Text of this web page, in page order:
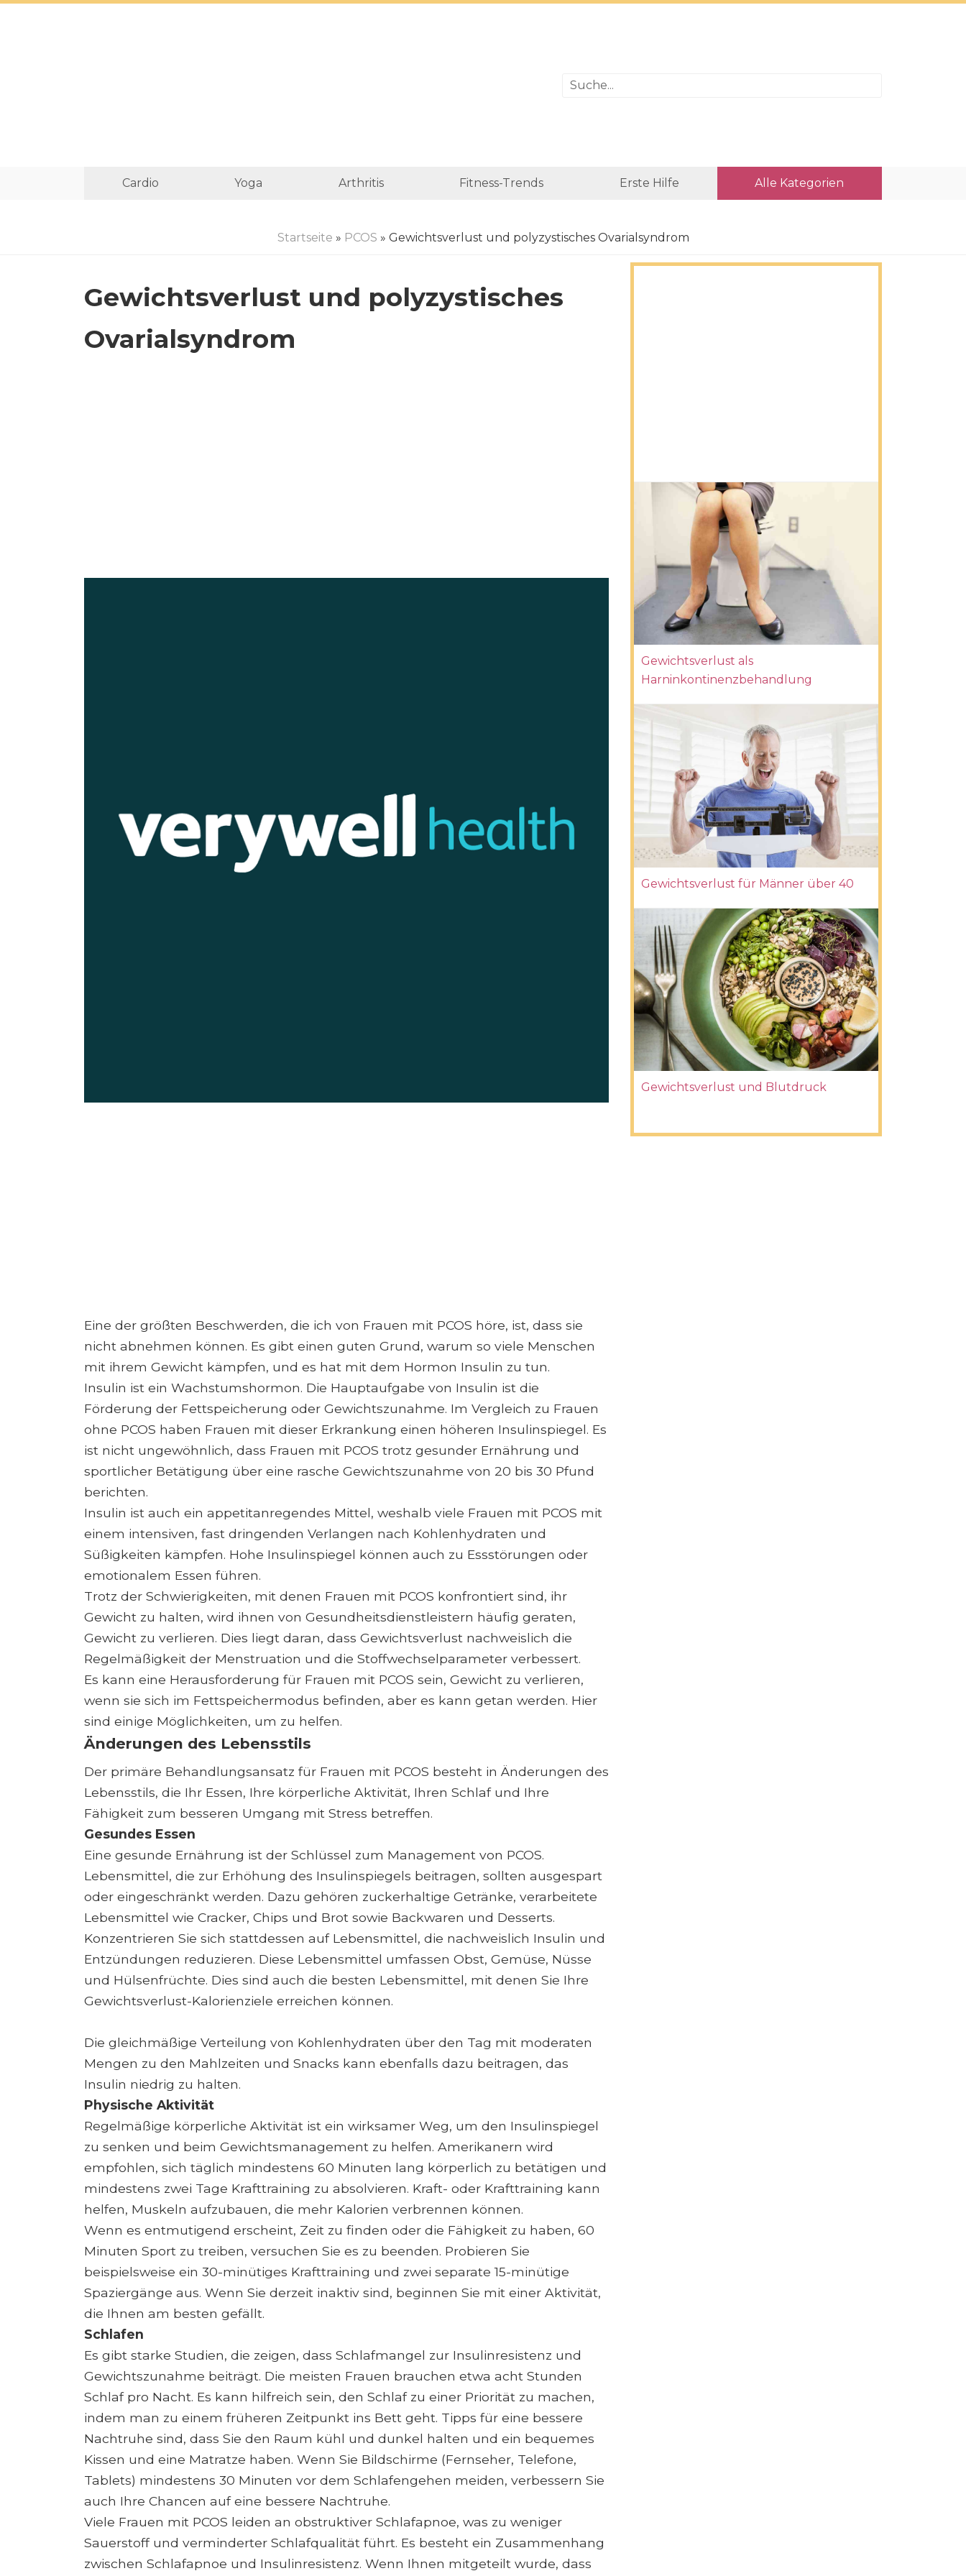
Cardio Yoga Arthritis Fitness-Trends Erste Hilfe Alle Kategorien
Startseite » PCOS » Gewichtsverlust und polyzystisches Ovarialsyndrom
Gewichtsverlust und polyzystisches
Ovarialsyndrom
Eine der größten Beschwerden, die ich von Frauen mit PCOS höre, ist, dass sie
nicht abnehmen können. Es gibt einen guten Grund, warum so viele Menschen
mit ihrem Gewicht kämpfen, und es hat mit dem Hormon Insulin zu tun.
Insulin ist ein Wachstumshormon. Die Hauptaufgabe von Insulin ist die
Förderung der Fettspeicherung oder Gewichtszunahme. Im Vergleich zu Frauen
ohne PCOS haben Frauen mit dieser Erkrankung einen höheren Insulinspiegel. Es
ist nicht ungewöhnlich, dass Frauen mit PCOS trotz gesunder Ernährung und
sportlicher Betätigung über eine rasche Gewichtszunahme von 20 bis 30 Pfund
berichten.
Insulin ist auch ein appetitanregendes Mittel, weshalb viele Frauen mit PCOS mit
einem intensiven, fast dringenden Verlangen nach Kohlenhydraten und
Süßigkeiten kämpfen. Hohe Insulinspiegel können auch zu Essstörungen oder
emotionalem Essen führen.
Trotz der Schwierigkeiten, mit denen Frauen mit PCOS konfrontiert sind, ihr
Gewicht zu halten, wird ihnen von Gesundheitsdienstleistern häufig geraten,
Gewicht zu verlieren. Dies liegt daran, dass Gewichtsverlust nachweislich die
Regelmäßigkeit der Menstruation und die Stoffwechselparameter verbessert.
Es kann eine Herausforderung für Frauen mit PCOS sein, Gewicht zu verlieren,
wenn sie sich im Fettspeichermodus befinden, aber es kann getan werden. Hier
sind einige Möglichkeiten, um zu helfen.
Änderungen des Lebensstils
Der primäre Behandlungsansatz für Frauen mit PCOS besteht in Änderungen des
Lebensstils, die Ihr Essen, Ihre körperliche Aktivität, Ihren Schlaf und Ihre
Fähigkeit zum besseren Umgang mit Stress betreffen.
Gesundes Essen
Eine gesunde Ernährung ist der Schlüssel zum Management von PCOS.
Lebensmittel, die zur Erhöhung des Insulinspiegels beitragen, sollten ausgespart
oder eingeschränkt werden. Dazu gehören zuckerhaltige Getränke, verarbeitete
Lebensmittel wie Cracker, Chips und Brot sowie Backwaren und Desserts.
Konzentrieren Sie sich stattdessen auf Lebensmittel, die nachweislich Insulin und
Entzündungen reduzieren. Diese Lebensmittel umfassen Obst, Gemüse, Nüsse
und Hülsenfrüchte. Dies sind auch die besten Lebensmittel, mit denen Sie Ihre
Gewichtsverlust-Kalorienziele erreichen können.
Die gleichmäßige Verteilung von Kohlenhydraten über den Tag mit moderaten
Mengen zu den Mahlzeiten und Snacks kann ebenfalls dazu beitragen, das
Insulin niedrig zu halten.
Physische Aktivität
Regelmäßige körperliche Aktivität ist ein wirksamer Weg, um den Insulinspiegel
zu senken und beim Gewichtsmanagement zu helfen. Amerikanern wird
empfohlen, sich täglich mindestens 60 Minuten lang körperlich zu betätigen und
mindestens zwei Tage Krafttraining zu absolvieren. Kraft- oder Krafttraining kann
helfen, Muskeln aufzubauen, die mehr Kalorien verbrennen können.
Wenn es entmutigend erscheint, Zeit zu finden oder die Fähigkeit zu haben, 60
Minuten Sport zu treiben, versuchen Sie es zu beenden. Probieren Sie
beispielsweise ein 30-minütiges Krafttraining und zwei separate 15-minütige
Spaziergänge aus. Wenn Sie derzeit inaktiv sind, beginnen Sie mit einer Aktivität,
die Ihnen am besten gefällt.
Schlafen
Es gibt starke Studien, die zeigen, dass Schlafmangel zur Insulinresistenz und
Gewichtszunahme beiträgt. Die meisten Frauen brauchen etwa acht Stunden
Schlaf pro Nacht. Es kann hilfreich sein, den Schlaf zu einer Priorität zu machen,
indem man zu einem früheren Zeitpunkt ins Bett geht. Tipps für eine bessere
Nachtruhe sind, dass Sie den Raum kühl und dunkel halten und ein bequemes
Kissen und eine Matratze haben. Wenn Sie Bildschirme (Fernseher, Telefone,
Tablets) mindestens 30 Minuten vor dem Schlafengehen meiden, verbessern Sie
auch Ihre Chancen auf eine bessere Nachtruhe.
Viele Frauen mit PCOS leiden an obstruktiver Schlafapnoe, was zu weniger
Sauerstoff und verminderter Schlafqualität führt. Es besteht ein Zusammenhang
zwischen Schlafapnoe und Insulinresistenz. Wenn Ihnen mitgeteilt wurde, dass
Gewichtsverlust als
Harninkontinenzbehandlung
Gewichtsverlust für Männer über 40
Gewichtsverlust und Blutdruck